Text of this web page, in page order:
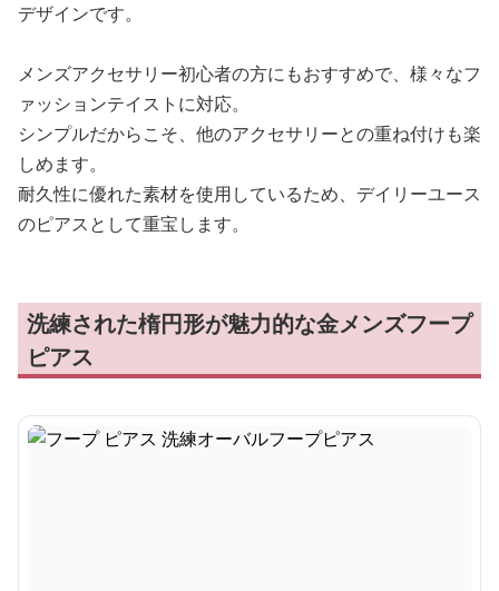
デザインです。
メンズアクセサリー初心者の方にもおすすめで、様々なフ
ァッションテイストに対応。
シンプルだからこそ、他のアクセサリーとの重ね付けも楽
しめます。
耐久性に優れた素材を使用しているため、デイリーユース
のピアスとして重宝します。
洗練された楕円形が魅力的な金メンズフープ
ピアス